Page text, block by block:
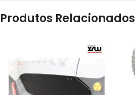
Produtos Relacionados